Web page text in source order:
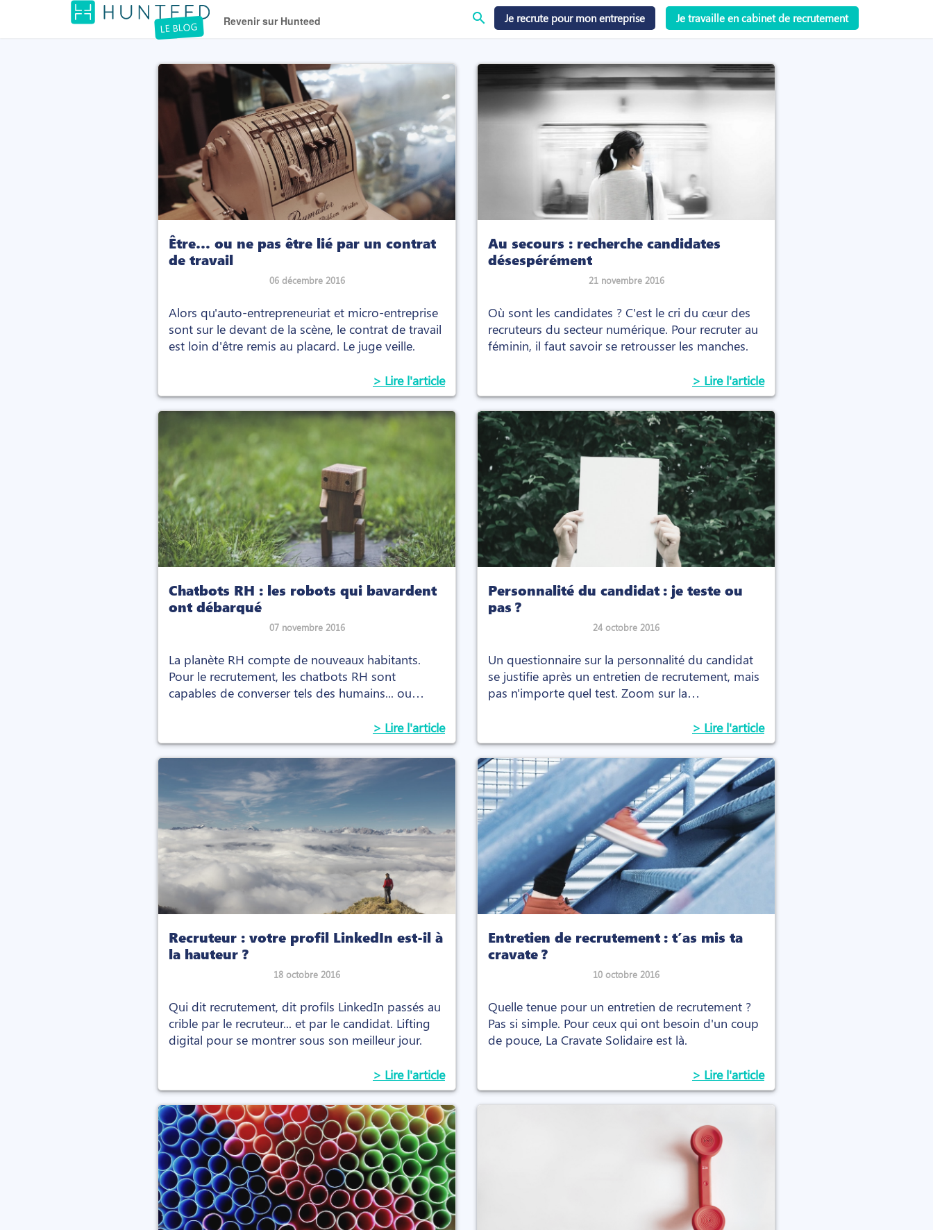
LE BLOG Revenir sur Hunteed search Je recrute pour mon entreprise Je travaille en cabinet de recrutement
Être… ou ne pas être lié par un contrat
de travail
06 décembre 2016
Alors qu'auto-entrepreneuriat et micro-entreprise
sont sur le devant de la scène, le contrat de travail
est loin d'être remis au placard. Le juge veille.
> Lire l'article
Au secours : recherche candidates
désespérément
21 novembre 2016
Où sont les candidates ? C'est le cri du cœur des
recruteurs du secteur numérique. Pour recruter au
féminin, il faut savoir se retrousser les manches.
> Lire l'article
Chatbots RH : les robots qui bavardent
ont débarqué
07 novembre 2016
La planète RH compte de nouveaux habitants.
Pour le recrutement, les chatbots RH sont
capables de converser tels des humains... ou
> Lire l'article
Personnalité du candidat : je teste ou
pas ?
24 octobre 2016
Un questionnaire sur la personnalité du candidat
se justifie après un entretien de recrutement, mais
pas n'importe quel test. Zoom sur la
> Lire l'article
Recruteur : votre profil LinkedIn est-il à
la hauteur ?
18 octobre 2016
Qui dit recrutement, dit profils LinkedIn passés au
crible par le recruteur... et par le candidat. Lifting
digital pour se montrer sous son meilleur jour.
> Lire l'article
Entretien de recrutement : t’as mis ta
cravate ?
10 octobre 2016
Quelle tenue pour un entretien de recrutement ?
Pas si simple. Pour ceux qui ont besoin d'un coup
de pouce, La Cravate Solidaire est là.
> Lire l'article